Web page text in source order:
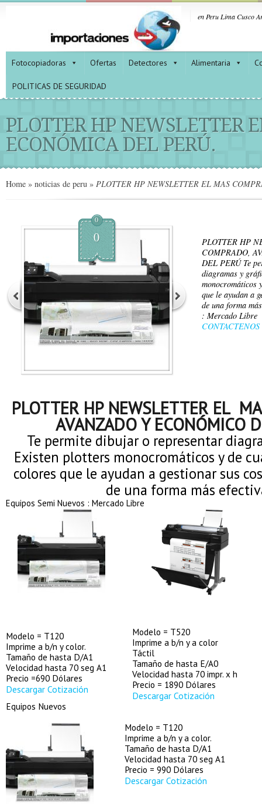
en Peru Lima Cusco
Fotocopiadoras Ofertas Detectores Alimentaria
POLITICAS DE SEGURIDAD
PLOTTER HP NEWSLETTER
ECONÓMICA DEL PERÚ.
Home » noticias de peru » PLOTTER HP NEWSLETTER EL MAS
0
0
PLOTTER HP
COMPRADO,
DEL PERÚ Te
diagramas y
monocromáticos
que le ayudan a
de una forma
: Mercado
CONTACTENOS
PLOTTER HP NEWSLETTER EL
AVANZADO Y ECONÓMICO
Te permite dibujar o representar
Existen plotters monocromáticos y de
colores que le ayudan a gestionar sus
de una forma más
Equipos Semi Nuevos : Mercado Libre
Modelo = T120
Imprime a b/n y color.
Tamaño de hasta D/A1
Velocidad hasta 70 seg A1
Precio =690 Dólares
Descargar Cotización
Modelo = T520
Imprime a b/n y a color
Táctil
Tamaño de hasta E/A0
Velocidad hasta 70 impr. x h
Precio = 1890 Dólares
Descargar Cotización
Equipos Nuevos
Modelo = T120
Imprime a b/n y a color.
Tamaño de hasta D/A1
Velocidad hasta 70 seg A1
Precio = 990 Dólares
Descargar Cotización